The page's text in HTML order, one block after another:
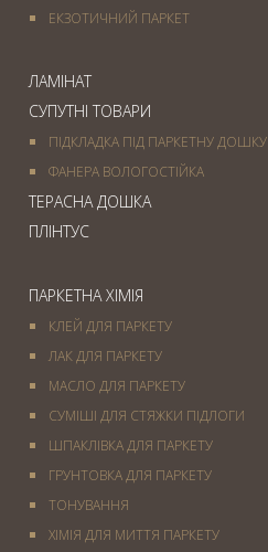
ЕКЗОТИЧНИЙ ПАРКЕТ
ЛАМІНАТ
СУПУТНІ ТОВАРИ
ПІДКЛАДКА ПІД ПАРКЕТНУ ДОШКУ
ФАНЕРА ВОЛОГОСТІЙКА
ТЕРАСНА ДОШКА
ПЛІНТУС
ПАРКЕТНА ХІМІЯ
КЛЕЙ ДЛЯ ПАРКЕТУ
ЛАК ДЛЯ ПАРКЕТУ
МАСЛО ДЛЯ ПАРКЕТУ
СУМІШІ ДЛЯ СТЯЖКИ ПІДЛОГИ
ШПАКЛІВКА ДЛЯ ПАРКЕТУ
ГРУНТОВКА ДЛЯ ПАРКЕТУ
ТОНУВАННЯ
ХІМІЯ ДЛЯ МИТТЯ ПАРКЕТУ